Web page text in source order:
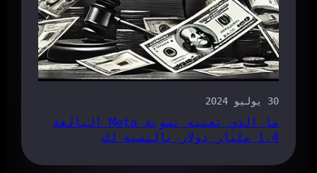
30 يوليو 2024
ما الذي تعنيه تسوية Meta البالغة
1.4 مليار دولار بالنسبة لك